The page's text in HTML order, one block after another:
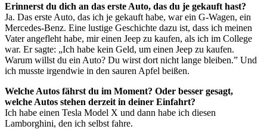
Erinnerst du dich an das erste Auto, das du je gekauft hast?
Ja. Das erste Auto, das ich je gekauft habe, war ein G-Wagen, ein
Mercedes-Benz. Eine lustige Geschichte dazu ist, dass ich meinen
Vater angefleht habe, mir einen Jeep zu kaufen, als ich im College
war. Er sagte: „Ich habe kein Geld, um einen Jeep zu kaufen.
Warum willst du ein Auto? Du wirst dort nicht lange bleiben.” Und
ich musste irgendwie in den sauren Apfel beißen.
Welche Autos fährst du im Moment? Oder besser gesagt,
welche Autos stehen derzeit in deiner Einfahrt?
Ich habe einen Tesla Model X und dann habe ich diesen
Lamborghini, den ich selbst fahre.